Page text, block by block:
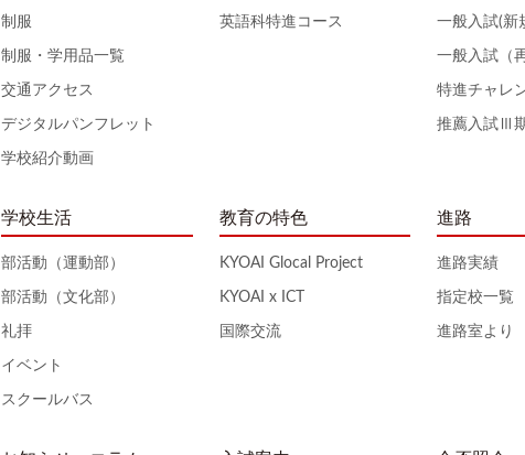
制服
制服・学用品一覧
交通アクセス
デジタルパンフレット
学校紹介動画
学校生活
部活動（運動部）
部活動（文化部）
礼拝
イベント
スクールバス
英語科特進コース
教育の特色
KYOAI Glocal Project
KYOAI x ICT
国際交流
一般入試(新
一般入試（
特進チャレ
推薦入試Ⅲ
進路
進路実績
指定校一覧
進路室より